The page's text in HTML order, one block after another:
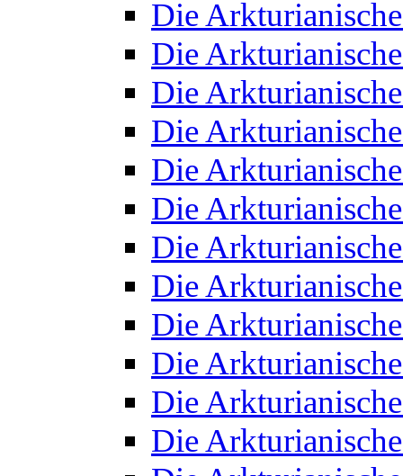
Die
Die
Die
Die
Die
Die
Die
Die
Die
Die
Die
Die